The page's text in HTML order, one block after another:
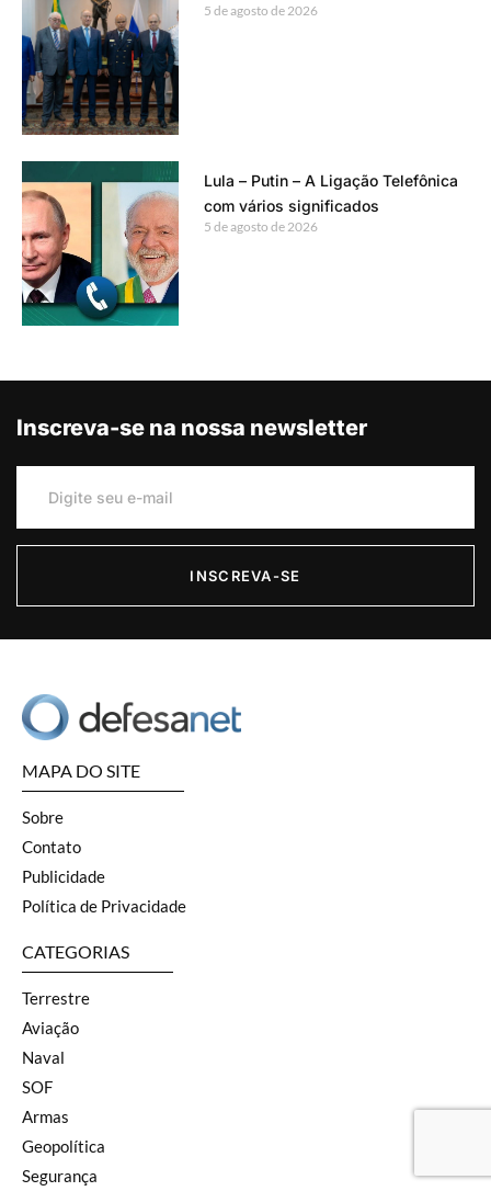
5 de agosto de 2026
Lula – Putin – A Ligação Telefônica
com vários significados
5 de agosto de 2026
Inscreva-se na nossa newsletter
INSCREVA-SE
MAPA DO SITE
Sobre
Contato
Publicidade
Política de Privacidade
CATEGORIAS
Terrestre
Aviação
Naval
SOF
Armas
Geopolítica
Segurança